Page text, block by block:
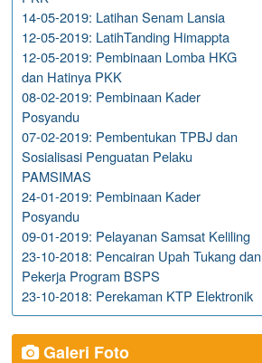
14-05-2019: Latihan Senam Lansia
12-05-2019: LatihTanding Himappta
12-05-2019: Pembinaan Lomba HKG
dan Hatinya PKK
08-02-2019: Pembinaan Kader
Posyandu
07-02-2019: Pembentukan TPBJ dan
Sosialisasi Penguatan Pelaku
PAMSIMAS
24-01-2019: Pembinaan Kader
Posyandu
09-01-2019: Pelayanan Samsat Keliling
23-10-2018: Pencairan Upah Tukang dan
Pekerja Program BSPS
23-10-2018: Perekaman KTP Elektronik
Galeri Foto